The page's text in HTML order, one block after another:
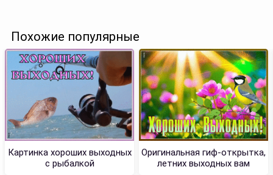
Похожие популярные
Картинка хороших выходных
с рыбалкой
Оригинальная гиф-открытка,
летних выходных вам